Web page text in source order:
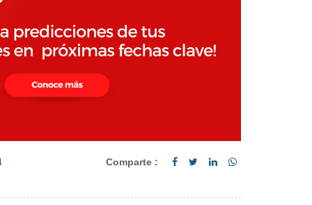
Comparte :